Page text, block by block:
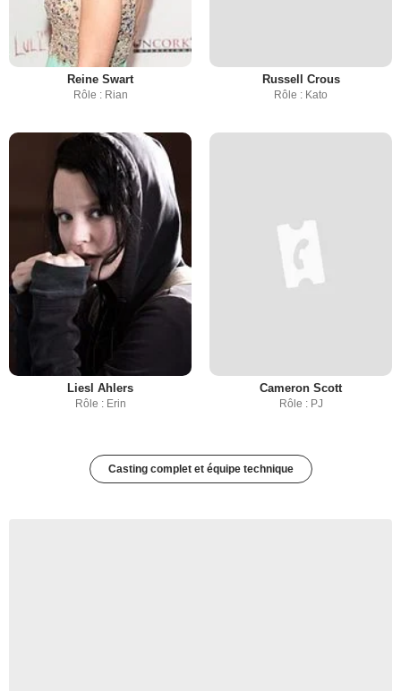
Reine Swart
Rôle : Rian
Russell Crous
Rôle : Kato
Liesl Ahlers
Rôle : Erin
Cameron Scott
Rôle : PJ
Casting complet et équipe technique